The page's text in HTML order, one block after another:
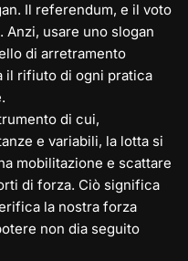
Il referendum, e il voto
Anzi, usare uno slogan
di arretramento
il rifiuto di ogni pratica
di cui,
e variabili, la lotta si
mobilitazione e scattare
di forza. Ciò significa
la nostra forza
non dia seguito